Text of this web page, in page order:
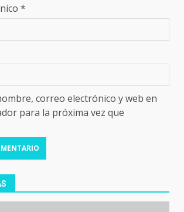
*
correo electrónico y web en
para la próxima vez que